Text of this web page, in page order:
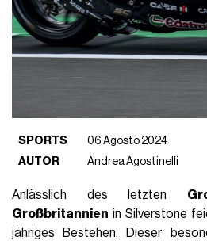
SPORTS
06 Agosto 2024
AUTOR
Andrea Agostinelli
Anlässlich des letzten
Großbritannien in Silverstone
jähriges Bestehen. Dieser